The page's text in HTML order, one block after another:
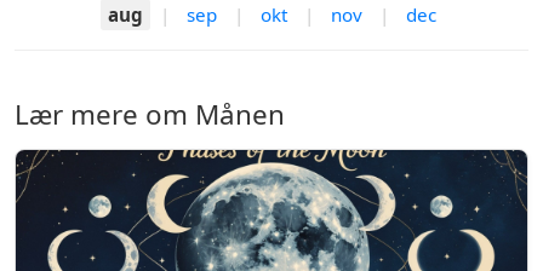
aug
| sep | okt | nov | dec
Lær mere om Månen